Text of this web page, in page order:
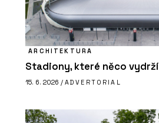
ARCHITEKTURA
Stadiony, které něco vydrží
15. 6. 2026 / ADVERTORIAL